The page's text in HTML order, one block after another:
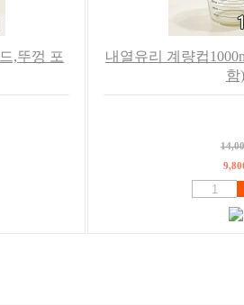
,뚜껑 포
내열유리 계량컵
함)